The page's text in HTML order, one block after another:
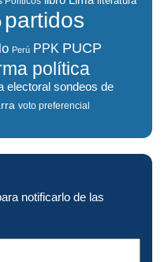
partidos
Perú PPK PUCP
política
electoral sondeos de
voto preferencial
notificarlo de las